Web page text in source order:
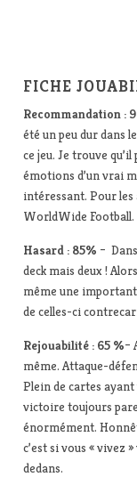
FICHE
Recommandation :
été un peu dur dans
ce jeu. Je trouve
émotions d’un vrai
intéressant. Pour les
WorldWide Football.
Hasard : 85% –
deck mais deux !
même une
de celles-ci
Rejouabilité : 65 %–
même. Attaque-
Plein de cartes
victoire toujours
énormément.
c’est si vous « vivez
dedans.